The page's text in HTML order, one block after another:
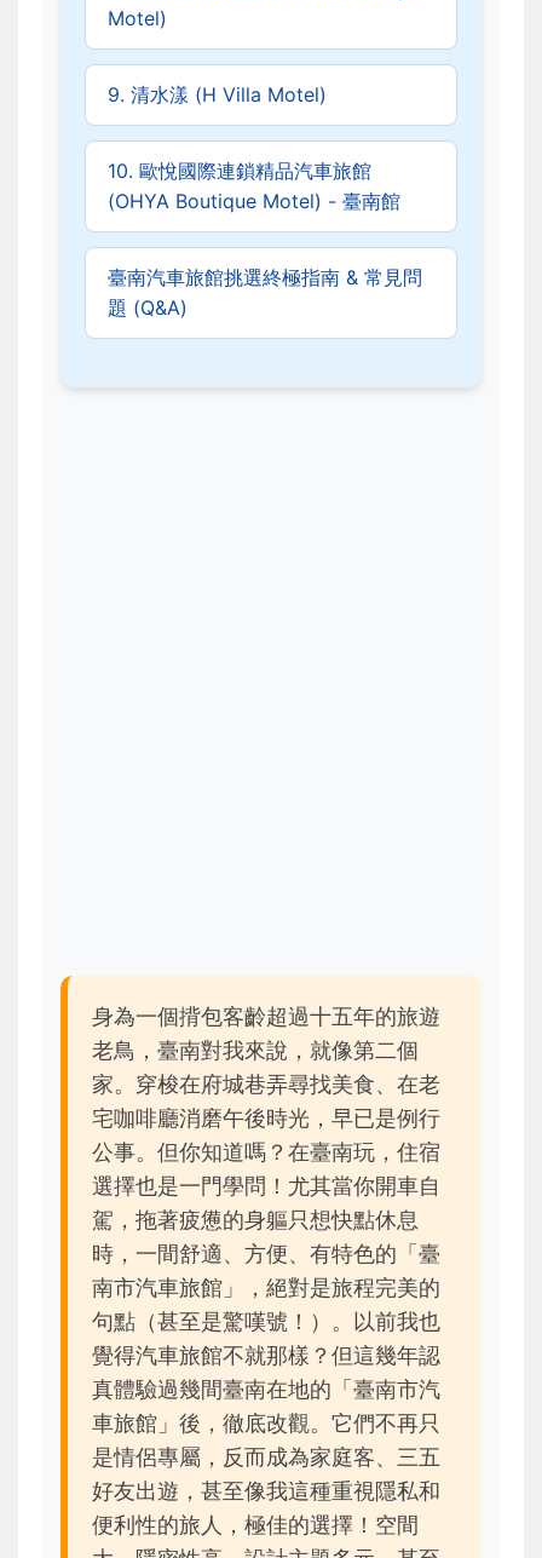
Motel)
9. 清水漾 (H Villa Motel)
10. 歐悅國際連鎖精品汽車旅館
(OHYA Boutique Motel) - 臺南館
臺南汽車旅館挑選終極指南 & 常見問
題 (Q&A)
身為一個揹包客齡超過十五年的旅遊
老鳥，臺南對我來說，就像第二個
家。穿梭在府城巷弄尋找美食、在老
宅咖啡廳消磨午後時光，早已是例行
公事。但你知道嗎？在臺南玩，住宿
選擇也是一門學問！尤其當你開車自
駕，拖著疲憊的身軀只想快點休息
時，一間舒適、方便、有特色的「臺
南市汽車旅館」，絕對是旅程完美的
句點（甚至是驚嘆號！）。以前我也
覺得汽車旅館不就那樣？但這幾年認
真體驗過幾間臺南在地的「臺南市汽
車旅館」後，徹底改觀。它們不再只
是情侶專屬，反而成為家庭客、三五
好友出遊，甚至像我這種重視隱私和
便利性的旅人，極佳的選擇！空間